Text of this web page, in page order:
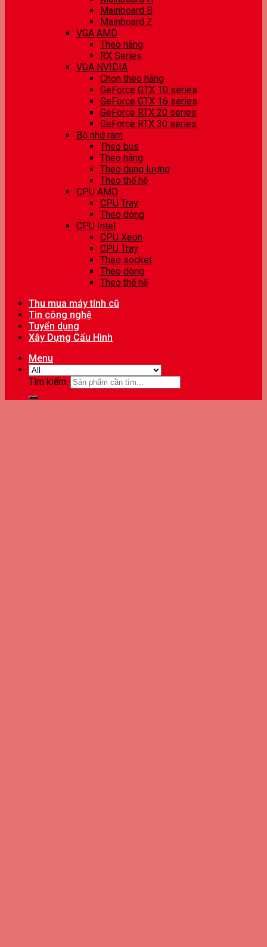
Mainboard B
Mainboard Z
VGA AMD
Theo hãng
RX Series
VGA NVIDIA
Chọn theo hãng
GeForce GTX 10 series
GeForce GTX 16 series
GeForce RTX 20 series
GeForce RTX 30 series
Bộ nhớ ram
Theo bus
Theo hãng
Theo dung lượng
Theo thế hệ
CPU AMD
CPU Tray
Theo dòng
CPU Intel
CPU Xeon
CPU Tray
Theo socket
Theo dòng
Theo thế hệ
Thu mua máy tính cũ
Tin công nghệ
Tuyển dụng
Xây Dựng Cấu Hình
Menu
Tìm kiếm: